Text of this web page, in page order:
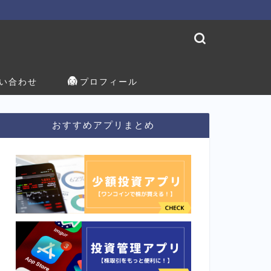
合わせ プロフィール
おすすめアプリまとめ